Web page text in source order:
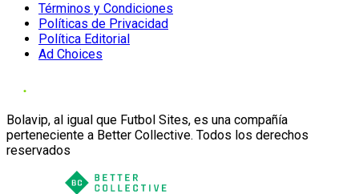
Términos y Condiciones
Políticas de Privacidad
Política Editorial
Ad Choices
Bolavip, al igual que Futbol Sites, es una compañía
perteneciente a Better Collective. Todos los derechos
reservados